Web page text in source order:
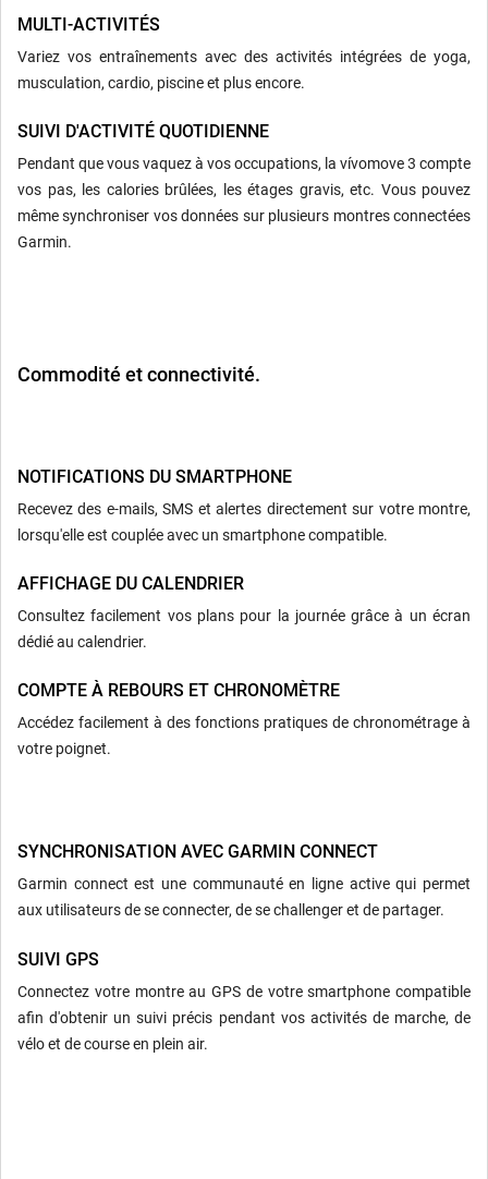
MULTI-ACTIVITÉS
Variez vos entraînements avec des activités intégrées de yoga,
musculation, cardio, piscine et plus encore.
SUIVI D'ACTIVITÉ QUOTIDIENNE
Pendant que vous vaquez à vos occupations, la vívomove 3 compte
vos pas, les calories brûlées, les étages gravis, etc. Vous pouvez
même synchroniser vos données sur plusieurs montres connectées
Garmin.
Commodité et connectivité.
NOTIFICATIONS DU SMARTPHONE
Recevez des e-mails, SMS et alertes directement sur votre montre,
lorsqu'elle est couplée avec un smartphone compatible.
AFFICHAGE DU CALENDRIER
Consultez facilement vos plans pour la journée grâce à un écran
dédié au calendrier.
COMPTE À REBOURS ET CHRONOMÈTRE
Accédez facilement à des fonctions pratiques de chronométrage à
votre poignet.
SYNCHRONISATION AVEC GARMIN CONNECT
Garmin connect est une communauté en ligne active qui permet
aux utilisateurs de se connecter, de se challenger et de partager.
SUIVI GPS
Connectez votre montre au GPS de votre smartphone compatible
afin d'obtenir un suivi précis pendant vos activités de marche, de
vélo et de course en plein air.